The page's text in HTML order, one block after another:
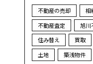
不動産の売却 相
不動産査定
旭川
住み替え
買取
土地
築浅物件